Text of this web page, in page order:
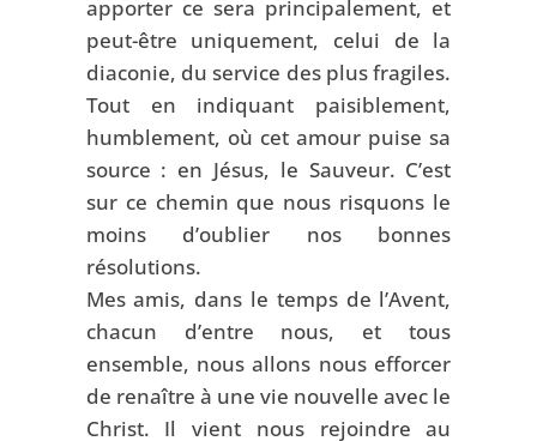
apporter ce sera principalement, et
peut-être uniquement, celui de la
diaconie, du service des plus fragiles.
Tout en indiquant paisiblement,
humblement, où cet amour puise sa
source : en Jésus, le Sauveur. C’est
sur ce chemin que nous risquons le
moins d’oublier nos bonnes
résolutions.
Mes amis, dans le temps de l’Avent,
chacun d’entre nous, et tous
ensemble, nous allons nous efforcer
de renaître à une vie nouvelle avec le
Christ. Il vient nous rejoindre au